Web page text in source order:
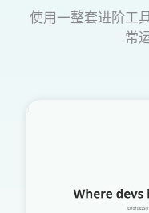
使用一整套进阶工
常